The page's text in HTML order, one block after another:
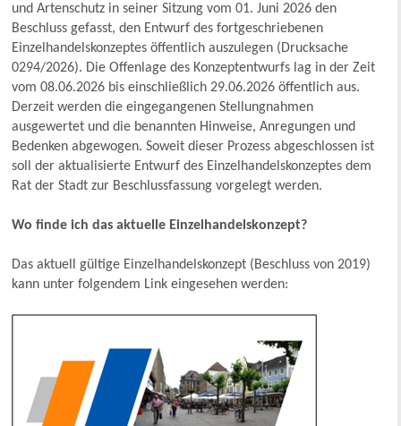
und Artenschutz in seiner Sitzung vom 01. Juni 2026 den
Beschluss gefasst, den Entwurf des fortgeschriebenen
Einzelhandelskonzeptes öffentlich auszulegen (Drucksache
0294/2026). Die Offenlage des Konzeptentwurfs lag in der Zeit
vom 08.06.2026 bis einschließlich 29.06.2026 öffentlich aus.
Derzeit werden die eingegangenen Stellungnahmen
ausgewertet und die benannten Hinweise, Anregungen und
Bedenken abgewogen. Soweit dieser Prozess abgeschlossen ist
soll der aktualisierte Entwurf des Einzelhandelskonzeptes dem
Rat der Stadt zur Beschlussfassung vorgelegt werden.
Wo finde ich das aktuelle Einzelhandelskonzept?
Das aktuell gültige Einzelhandelskonzept (Beschluss von 2019)
kann unter folgendem Link eingesehen werden: